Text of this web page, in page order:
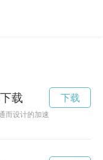
载
而设计的加速工具，能够有
下载